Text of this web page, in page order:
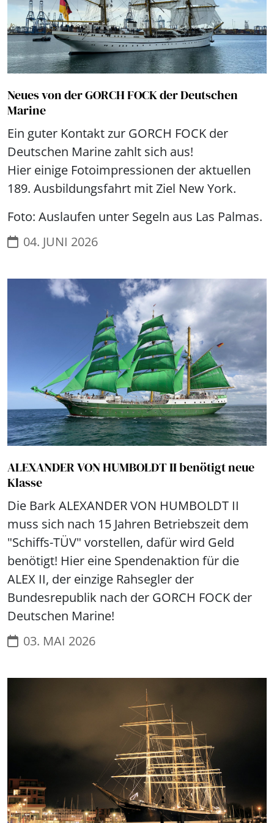
Neues von der GORCH FOCK der Deutschen
Marine
Ein guter Kontakt zur GORCH FOCK der
Deutschen Marine zahlt sich aus!
Hier einige Fotoimpressionen der aktuellen
189. Ausbildungsfahrt mit Ziel New York.
Foto: Auslaufen unter Segeln aus Las Palmas.
04. JUNI 2026
ALEXANDER VON HUMBOLDT II benötigt neue
Klasse
Die Bark ALEXANDER VON HUMBOLDT II
muss sich nach 15 Jahren Betriebszeit dem
"Schiffs-TÜV" vorstellen, dafür wird Geld
benötigt! Hier eine Spendenaktion für die
ALEX II, der einzige Rahsegler der
Bundesrepublik nach der GORCH FOCK der
Deutschen Marine!
03. MAI 2026